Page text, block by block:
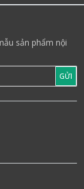
sản phẩm nội
GỬI